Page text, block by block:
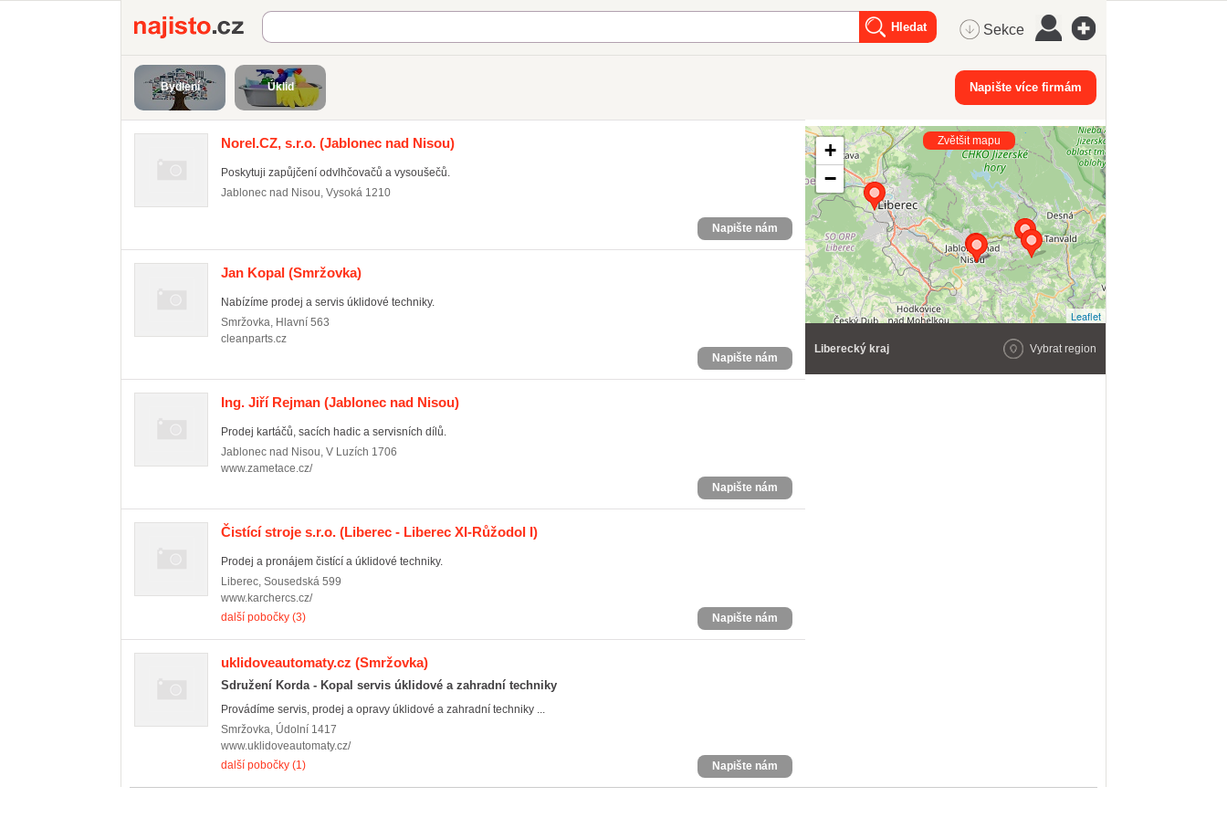
Najisto.cz Sekce
Bydlení Úklid Napište více firmám
Norel.CZ, s.r.o. (Jablonec nad Nisou)
Poskytuji zapůjčení odvlhčovačů a vysoušečů.
Jablonec nad Nisou, Vysoká 1210
Napište nám
Jan Kopal (Smržovka)
Nabízíme prodej a servis úklidové techniky.
Smržovka, Hlavní 563
cleanparts.cz
Napište nám
Ing. Jiří Rejman (Jablonec nad Nisou)
Prodej kartáčů, sacích hadic a servisních dílů.
Jablonec nad Nisou, V Luzích 1706
www.zametace.cz/
Napište nám
Čistící stroje s.r.o. (Liberec - Liberec XI-Růžodol I)
Prodej a pronájem čistící a úklidové techniky.
Liberec, Sousedská 599
www.karchercs.cz/
další pobočky (3)
Napište nám
uklidoveautomaty.cz (Smržovka)
Sdružení Korda - Kopal servis úklidové a zahradní techniky
Provádíme servis, prodej a opravy úklidové a zahradní techniky ...
Smržovka, Údolní 1417
www.uklidoveautomaty.cz/
další pobočky (1)
Napište nám
+
−
Leaflet
Zvětšit mapu
Liberecký kraj Vybrat region